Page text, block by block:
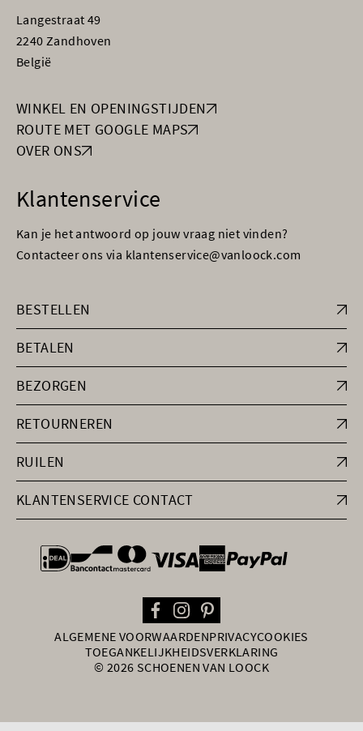
Langestraat 49
2240 Zandhoven
België
WINKEL EN OPENINGSTIJDEN
ROUTE MET GOOGLE MAPS
OVER ONS
Klantenservice
Kan je het antwoord op jouw vraag niet vinden?
Contacteer ons via klantenservice@vanloock.com
BESTELLEN
BETALEN
BEZORGEN
RETOURNEREN
RUILEN
KLANTENSERVICE CONTACT
general.paymentOptions
ALGEMENE VOORWAARDENPRIVACYCOOKIES
TOEGANKELIJKHEIDSVERKLARING
© 2026 SCHOENEN VAN LOOCK